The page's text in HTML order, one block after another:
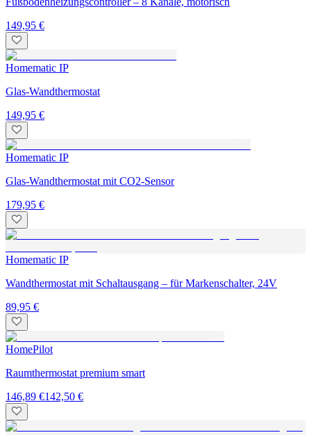
149,95 €
Homematic IP
Glas-Wandthermostat
149,95 €
Homematic IP
Glas-Wandthermostat mit CO2-Sensor
179,95 €
Homematic IP
Wandthermostat mit Schaltausgang – für Markenschalter, 24V
89,95 €
HomePilot
Raumthermostat premium smart
146,89 €142,50 €